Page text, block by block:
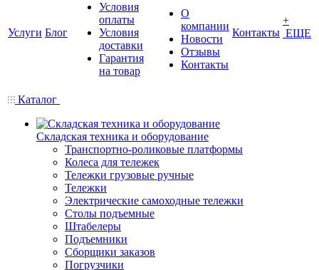
Услуги Блог
Условия
оплаты
Условия
доставки
Гарантия
на товар
О
компании
Новости
Отзывы
Контакты
Контакты
+
ЕЩЕ
Каталог
Складская техника и оборудование
Транспортно-роликовые платформы
Колеса для тележек
Тележки грузовые ручные
Тележки
Электрические самоходные тележки
Столы подъемные
Штабелеры
Подъемники
Сборщики заказов
Погрузчики